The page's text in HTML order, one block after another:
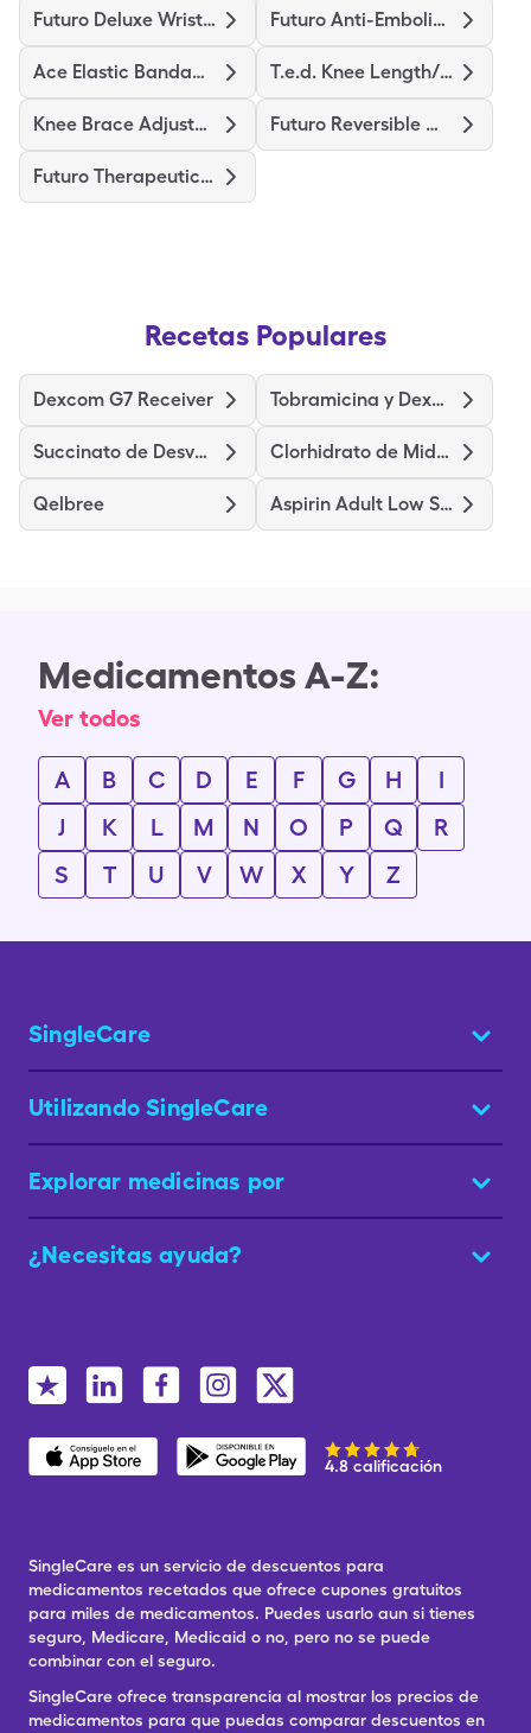
Futuro Deluxe Wrist Stabilizer Futuro Anti-Embolism Stockings
Ace Elastic Bandage/Clips T.e.d. Knee Length/L-Regular
Knee Brace Adjustable Hinged Futuro Reversible Wrist Brace
Futuro Therapeutic Stocking
Recetas Populares
Dexcom G7 Receiver Tobramicina y Dexametasona
Succinato de Desvenlafaxina de liberación prolongada Clorhidrato de Midodrina
Qelbree Aspirin Adult Low Strength
Medicamentos A-Z:
Ver todos
A B C D E F G H
I
J
K L M N O P Q
R
S
T U V W X Y Z
SingleCare
Utilizando SingleCare
Explorar medicinas por
¿Necesitas ayuda?
4.8 calificación
SingleCare es un servicio de descuentos para
medicamentos recetados que ofrece cupones gratuitos
para miles de medicamentos. Puedes usarlo aun si tienes
seguro, Medicare, Medicaid o no, pero no se puede
combinar con el seguro.
SingleCare ofrece transparencia al mostrar los precios de
medicamentos para que puedas comparar descuentos en